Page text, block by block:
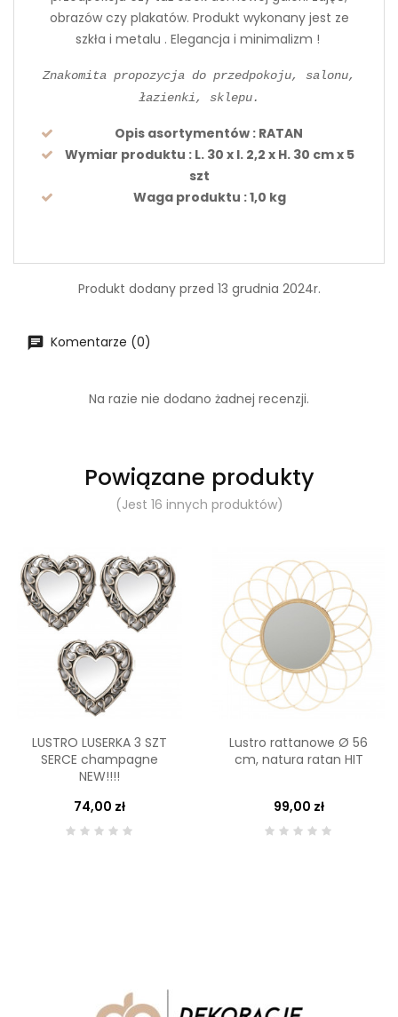
obrazów czy plakatów. Produkt wykonany jest ze
szkła i metalu . Elegancja i minimalizm !
Znakomita propozycja do przedpokoju, salonu,
łazienki, sklepu.
Opis asortymentów: RATAN
Wymiar produktu : L. 30 x l. 2,2 x H. 30 cm x 5
szt
Waga produktu : 1,0 kg
Produkt dodany przed 13 grudnia 2024r.
Komentarze (0)
Na razie nie dodano żadnej recenzji.
Powiązane produkty
(Jest 16 innych produktów)
LUSTRO LUSERKA 3 SZT
SERCE champagne
NEW!!!!
74,00 zł
Lustro rattanowe Ø 56
cm, natura ratan HIT
99,00 zł